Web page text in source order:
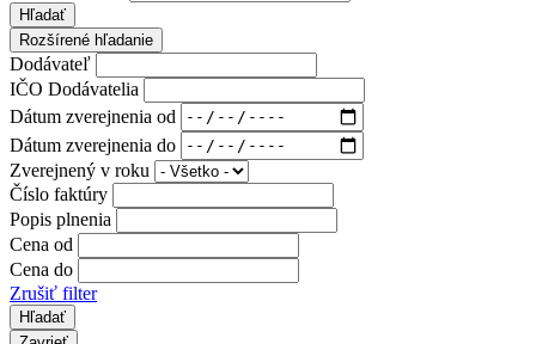
Hľadať
Rozšírené hľadanie
Dodávateľ
IČO Dodávatelia
Dátum zverejnenia od
Dátum zverejnenia do
Zverejnený v roku
Číslo faktúry
Popis plnenia
Cena od
Cena do
Zrušiť filter